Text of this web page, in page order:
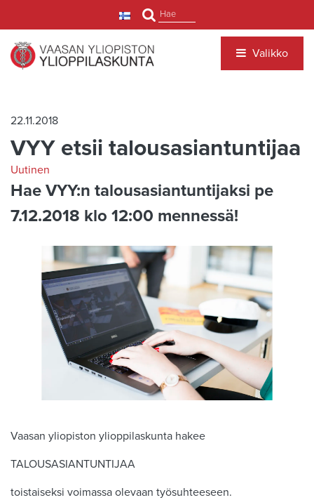
Hae
Valikko
22.11.2018
VYY etsii talousasiantuntijaa
Uutinen
Hae VYY:n talousasiantuntijaksi pe
7.12.2018 klo 12:00 mennessä!
Vaasan yliopiston ylioppilaskunta hakee
TALOUSASIANTUNTIJAA
toistaiseksi voimassa olevaan työsuhteeseen.